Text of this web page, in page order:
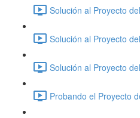
Solución al Proyecto
Solución al Proyecto
Solución al Proyecto
Probando el Proyecto